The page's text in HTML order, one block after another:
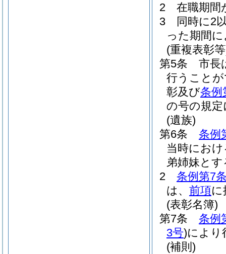
2
在職期間
3
同時に2
った期間
(重複表彰
第5条
市長
行うこと
彰及び条例
の号の規
(遺族)
第6条
条例
当時にお
弟姉妹とす
2
条例第7
は、 前項に
(表彰名簿)
第7条
条例
3号)により
(補則)